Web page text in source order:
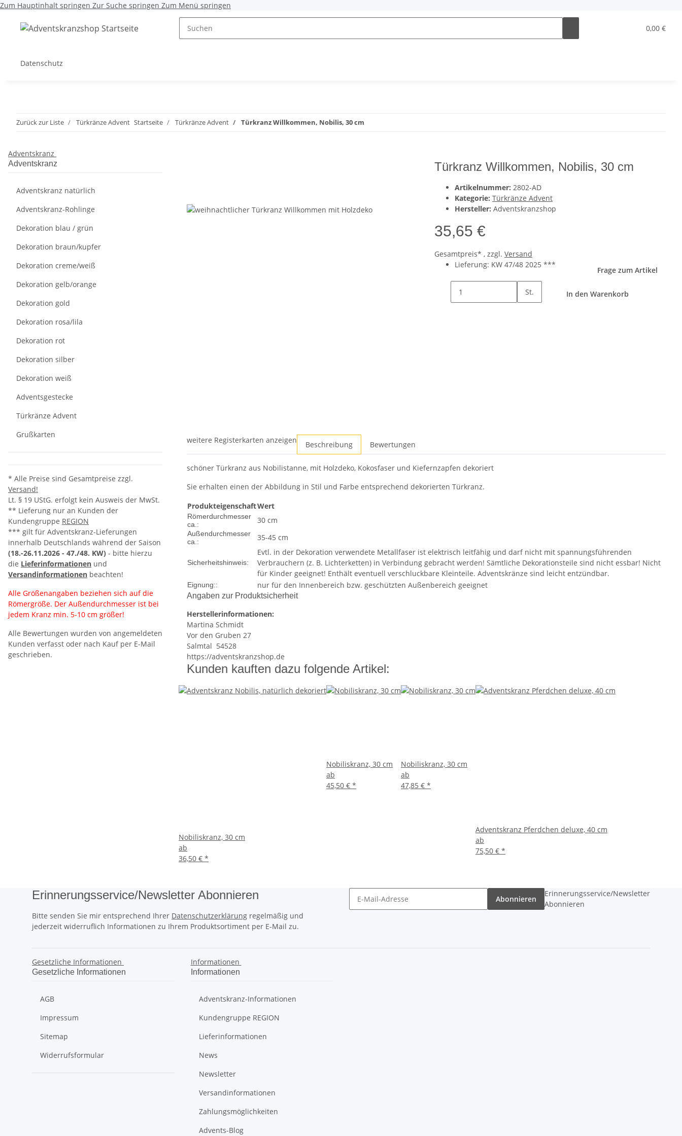
Zum Hauptinhalt springen Zur Suche springen Zum Menü springen
0,00 €
Datenschutz
Zurück zur Liste Türkränze Advent Startseite Türkränze Advent Türkranz Willkommen, Nobilis, 30 cm
Türkranz Willkommen, Nobilis, 30 cm
Artikelnummer: 2802-AD
Kategorie: Türkränze Advent
Hersteller: Adventskranzshop
35,65 €
Gesamtpreis* , zzgl. Versand
Lieferung: KW 47/48 2025 ***
Frage zum Artikel
St. In den Warenkorb
weitere Registerkarten anzeigen Beschreibung Bewertungen
schöner Türkranz aus Nobilistanne, mit Holzdeko, Kokosfaser und Kiefernzapfen dekoriert
Sie erhalten einen der Abbildung in Stil und Farbe entsprechend dekorierten Türkranz.
ProdukteigenschaftWert
Römerdurchmesser
ca.:
30 cm
Außendurchmesser
ca.:
35-45 cm
Sicherheitshinweis:
Evtl. in der Dekoration verwendete Metallfaser ist elektrisch leitfähig und darf nicht mit spannungsführenden
Verbrauchern (z. B. Lichterketten) in Verbindung gebracht werden! Sämtliche Dekorationsteile sind nicht essbar! Nicht
für Kinder geeignet! Enthält eventuell verschluckbare Kleinteile. Adventskränze sind leicht entzündbar.
Eignung:: nur für den Innenbereich bzw. geschützten Außenbereich geeignet
Angaben zur Produktsicherheit
Herstellerinformationen:
Martina Schmidt
Vor den Gruben 27
Salmtal 54528
https://adventskranzshop.de
Kunden kauften dazu folgende Artikel:
Nobiliskranz, 30 cm
ab
36,50 € *
Nobiliskranz, 30 cm
ab
45,50 € *
Nobiliskranz, 30 cm
ab
47,85 € *
Adventskranz Pferdchen deluxe, 40 cm
ab
75,50 € *
Adventskranz
Adventskranz
Adventskranz natürlich
Adventskranz-Rohlinge
Dekoration blau / grün
Dekoration braun/kupfer
Dekoration creme/weiß
Dekoration gelb/orange
Dekoration gold
Dekoration rosa/lila
Dekoration rot
Dekoration silber
Dekoration weiß
Adventsgestecke
Türkränze Advent
Grußkarten
* Alle Preise sind Gesamtpreise zzgl.
Versand!
Lt. § 19 UStG. erfolgt kein Ausweis der MwSt.
** Lieferung nur an Kunden der
Kundengruppe REGION
*** gilt für Adventskranz-Lieferungen
innerhalb Deutschlands während der Saison
(18.-26.11.2026 - 47./48. KW) - bitte hierzu
die Lieferinformationen und
Versandinformationen beachten!
Alle Größenangaben beziehen sich auf die
Römergröße. Der Außendurchmesser ist bei
jedem Kranz min. 5-10 cm größer!
Alle Bewertungen wurden von angemeldeten
Kunden verfasst oder nach Kauf per E-Mail
geschrieben.
Erinnerungsservice/Newsletter Abonnieren
Bitte senden Sie mir entsprechend Ihrer Datenschutzerklärung regelmäßig und
jederzeit widerruflich Informationen zu Ihrem Produktsortiment per E-Mail zu.
Abonnieren
Erinnerungsservice/Newsletter
Abonnieren
Gesetzliche Informationen
Gesetzliche Informationen
AGB
Impressum
Sitemap
Widerrufsformular
Informationen
Informationen
Adventskranz-Informationen
Kundengruppe REGION
Lieferinformationen
News
Newsletter
Versandinformationen
Zahlungsmöglichkeiten
Advents-Blog